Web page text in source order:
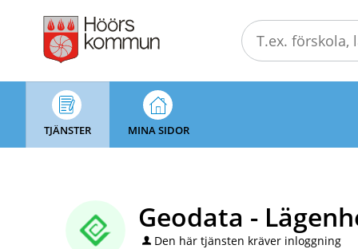
självservice
-
kommunTJÄNSTER MINA SIDOR
Geodata -
Den här tjänsten kräver inloggning